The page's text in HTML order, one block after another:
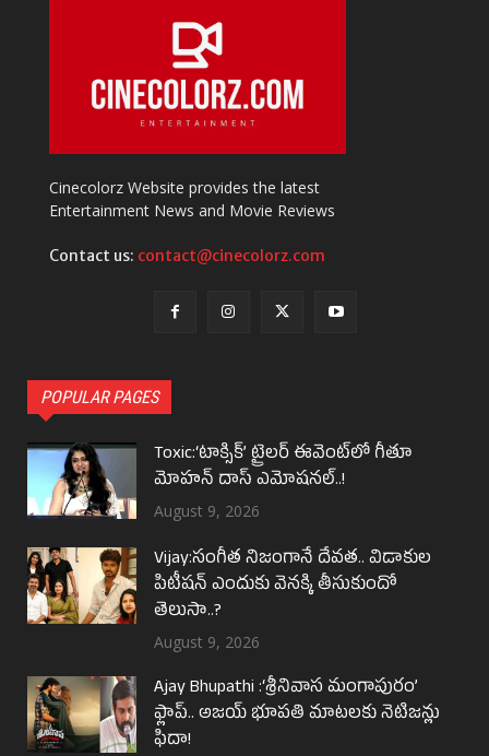
Cinecolorz Website provides the latest
Entertainment News and Movie Reviews
Contact us: contact@cinecolorz.com
POPULAR PAGES
Toxic:‘టాక్సిక్’ ట్రైలర్ ఈవెంట్‌లో గీతూ
మోహన్ దాస్ ఎమోషనల్..!
August 9, 2026
Vijay:సంగీత నిజంగానే దేవత.. విడాకుల
పిటీషన్ ఎందుకు వెనక్కి తీసుకుందో
తెలుసా..?
August 9, 2026
Ajay Bhupathi :‘శ్రీనివాస మంగాపురం’
ఫ్లాప్.. అజయ్ భూపతి మాటలకు నెటిజన్లు
ఫిదా!